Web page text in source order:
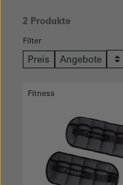
2 Produkte
Filter
Preis Angebote
Fitness